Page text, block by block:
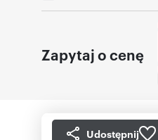
Zapytaj o cenę
Udostępnij